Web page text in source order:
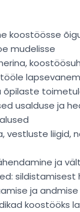
koostöösse
mudelisse
õpilaste
usalduse ja
vestluste liigid,
ja
ja
koostööks